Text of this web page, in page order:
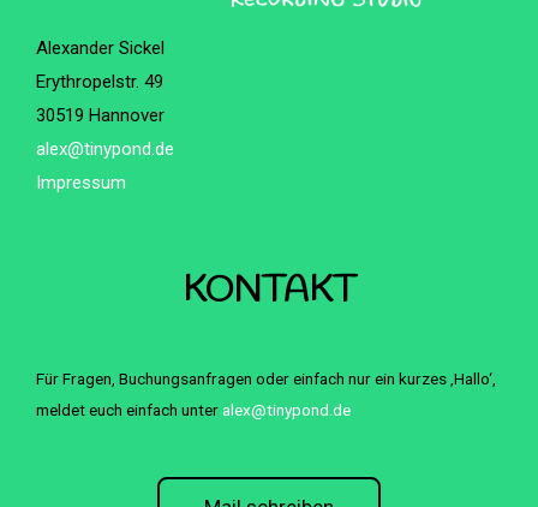
Alexander Sickel
Erythropelstr. 49
30519 Hannover
alex@tinypond.de
Impressum
KONTAKT
Für Fragen, Buchungsanfragen oder einfach nur ein kurzes ‚Hallo‘,
meldet euch einfach unteralex@tinypond.de